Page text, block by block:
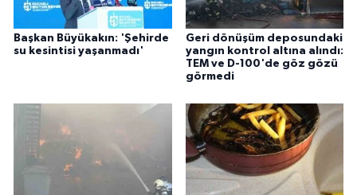
Başkan Büyükakın: 'Şehirde
su kesintisi yaşanmadı'
Geri dönüşüm deposundaki
yangın kontrol altına alındı:
TEM ve D-100'de göz gözü
görmedi